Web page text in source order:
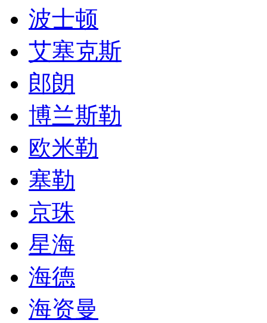
波士顿
艾塞克斯
郎朗
博兰斯勒
欧米勒
塞勒
京珠
星海
海德
海资曼